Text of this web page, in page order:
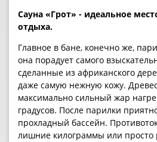
Сауна «Грот» - идеальное
отдыха.
Главное в бане, конечно же,
она порадует самого
сделанные из африканского
даже самую нежную кожу.
максимально сильный жар
градусов. После парилки
прохладный бассейн.
лишние килограммы или просто